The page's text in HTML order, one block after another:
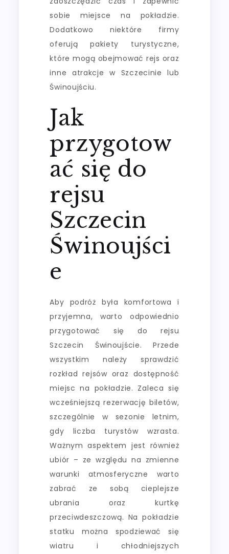
sobie miejsce na pokładzie.
Dodatkowo niektóre firmy
oferują pakiety turystyczne,
które mogą obejmować rejs oraz
inne atrakcje w Szczecinie lub
Świnoujściu.
Jak
przygotow
ać się do
rejsu
Szczecin
Świnoujści
e
Aby podróż była komfortowa i
przyjemna, warto odpowiednio
przygotować się do rejsu
Szczecin Świnoujście. Przede
wszystkim należy sprawdzić
rozkład rejsów oraz dostępność
miejsc na pokładzie. Zaleca się
wcześniejszą rezerwację biletów,
szczególnie w sezonie letnim,
gdy liczba turystów wzrasta.
Ważnym aspektem jest również
ubiór – ze względu na zmienne
warunki atmosferyczne warto
zabrać ze sobą cieplejsze
ubrania oraz kurtkę
przeciwdeszczową. Na pokładzie
statku można spodziewać się
wiatru i chłodniejszych